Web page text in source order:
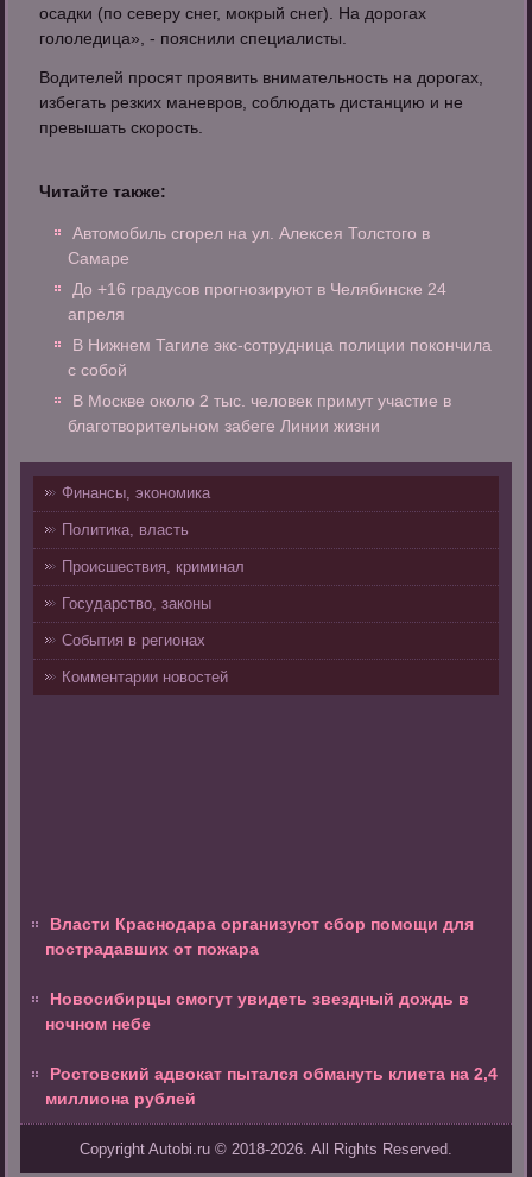
осадки (по северу снег, мокрый снег). На дорогах
гололедица», - пояснили специалисты.
Водителей просят проявить внимательность на дорогах,
избегать резких маневров, соблюдать дистанцию и не
превышать скорость.
Читайте также:
Автомобиль сгорел на ул. Алексея Толстого в
Самаре
До +16 градусов прогнозируют в Челябинске 24
апреля
В Нижнем Тагиле экс-сотрудница полиции покончила
с собой
В Москве около 2 тыс. человек примут участие в
благотворительном забеге Линии жизни
Финансы, экономика
Политика, власть
Происшествия, криминал
Государство, законы
События в регионах
Комментарии новостей
Власти Краснодара организуют сбор помощи для
пострадавших от пожара
Новосибирцы смогут увидеть звездный дождь в
ночном небе
Ростовский адвокат пытался обмануть клиета на 2,4
миллиона рублей
Copyright Autobi.ru © 2018-2026. All Rights Reserved.